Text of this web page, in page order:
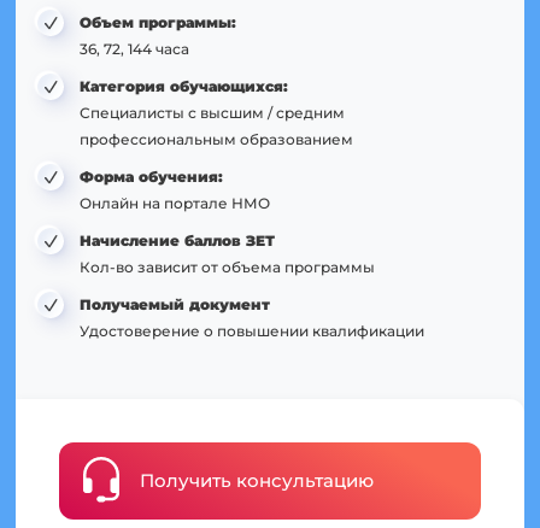
Объем программы:
36, 72, 144 часа
Категория обучающихся:
Специалисты с высшим / средним
профессиональным образованием
Форма обучения:
Онлайн на портале НМО
Начисление баллов ЗЕТ
Кол-во зависит от объема программы
Получаемый документ
Удостоверение о повышении квалификации
Получить консультацию